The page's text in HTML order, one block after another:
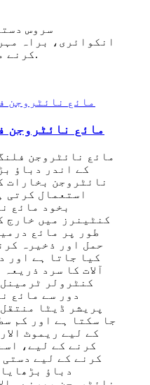
انکوائری، براہ
کرنے میں سنکوچ نہ کریں.
مائع نائٹروجن
مائع نائٹروجن
کے اندر دباؤ
نائٹروجن بخارات
استعمال کرتی
بخود مائع
کنٹینرز میں خارج
طور پر مائع
حمل اور ذخیرہ
کیا جاتا ہے اور
آلات کا سرد
کنٹرولر
دور سے مائع
پریشر ڈیٹا
جا سکتا ہے اور کم
کے لیے ریموٹ
کرنے کے لیے،
کرنے کے لیے
دباؤ